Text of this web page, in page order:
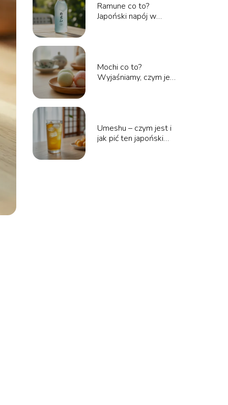
Ramune co to?
Japoński napój w
Mochi co to?
Wyjaśniamy, czym jest
Umeshu – czym jest i
jak pić ten japoński